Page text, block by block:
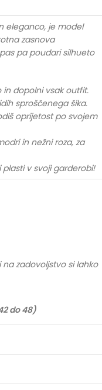
eleganco, je model
zasnova
pa poudari silhueto
dopolni vsak outfit.
sproščenega šika.
oprijetost po svojem
in nežni roza, za
plasti v svoji garderobi!
zadovoljstvo si lahko
do 48)